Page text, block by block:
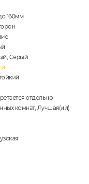
160мм
Серый
отдельно
комнат, Лучшая(ий)